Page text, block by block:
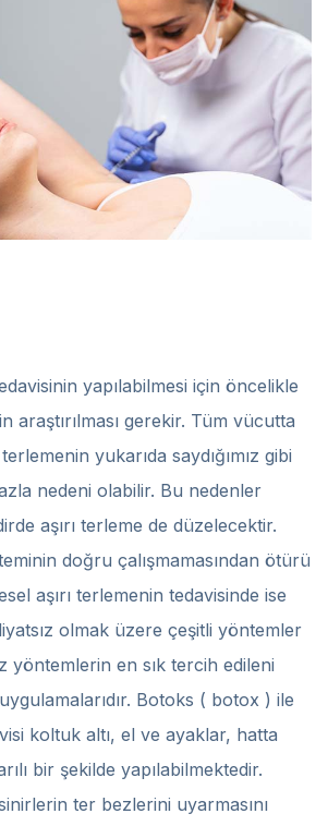
yapılabilmesi için öncelikle
araştırılması gerekir. Tüm vücutta
yukarıda saydığımız gibi
nedeni olabilir. Bu nedenler
aşırı terleme de düzelecektir.
doğru çalışmamasından ötürü
aşırı terlemenin tedavisinde ise
olmak üzere çeşitli yöntemler
yöntemlerin en sık tercih edileni
Botoks ( botox ) ile
koltuk altı, el ve ayaklar, hatta
bir şekilde yapılabilmektedir.
ter bezlerini uyarmasını